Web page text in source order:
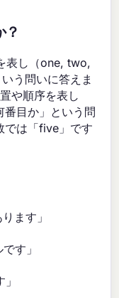
？
表し（one, two,
う問いに答えま
や順序を表し
目か」という問
では「five」です
ます」
す」